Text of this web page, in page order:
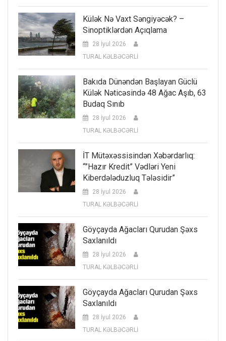
Külək Nə Vaxt Səngiyəcək? –
Sinoptiklərdən Açıqlama
28 İyul 2026
TURAL KƏLBƏCƏRLİ
Bakıda Dünəndən Başlayan Güclü
Külək Nəticəsində 48 Ağac Aşıb, 63
Budaq Sınıb
28 İyul 2026
TURAL KƏLBƏCƏRLİ
İT Mütəxəssisindən Xəbərdarlıq:
“”Hazır Kredit” Vədləri Yeni
Kiberdələduzluq Tələsidir”
28 İyul 2026
TURAL KƏLBƏCƏRLİ
Göyçayda Ağacları Qurudan Şəxs
Saxlanıldı
28 İyul 2026
TURAL KƏLBƏCƏRLİ
Göyçayda Ağacları Qurudan Şəxs
Saxlanıldı
28 İyul 2026
TURAL KƏLBƏCƏRLİ